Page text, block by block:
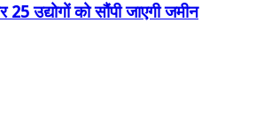
उद्योगों को सौंपी जाएगी जमीन